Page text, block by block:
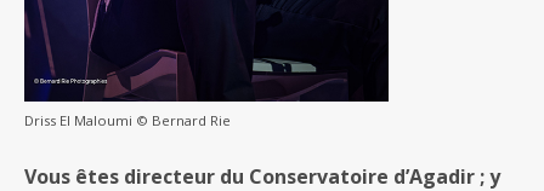
Driss El Maloumi © Bernard Rie
Vous êtes directeur du Conservatoire d’Agadir ; y